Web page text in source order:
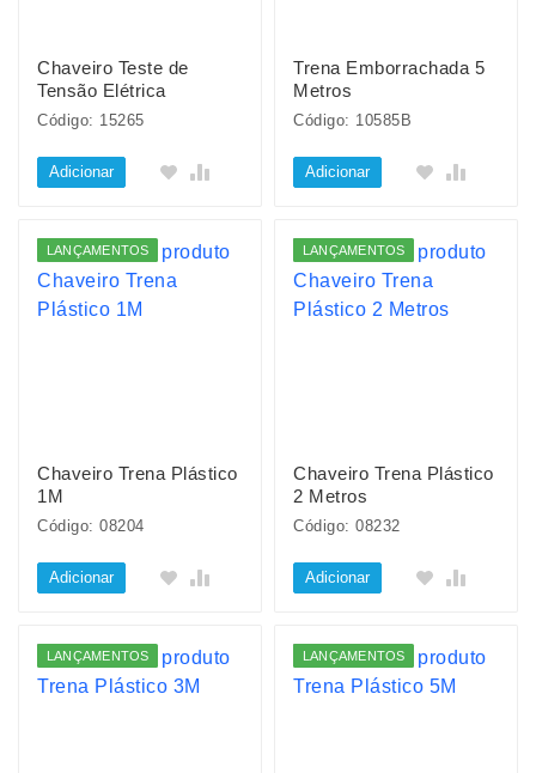
Chaveiro Teste de
Tensão Elétrica
Código: 15265
Adicionar
Trena Emborrachada 5
Metros
Código: 10585B
Adicionar
LANÇAMENTOS
Chaveiro Trena Plástico
1M
Código: 08204
Adicionar
LANÇAMENTOS
Chaveiro Trena Plástico
2 Metros
Código: 08232
Adicionar
LANÇAMENTOS LANÇAMENTOS